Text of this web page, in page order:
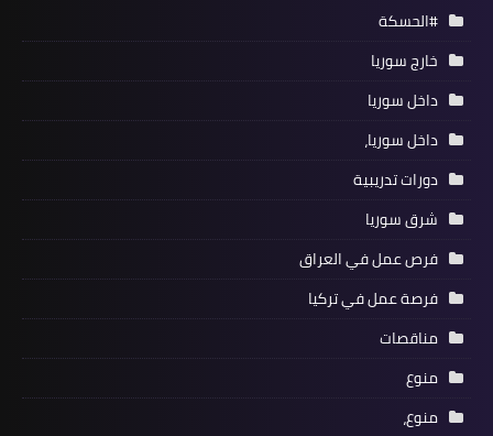
#الحسكة
خارج سوريا
داخل سوريا
داخل سوريا،
دورات تدريبية
شرق سوريا
فرص عمل في العراق
فرصة عمل في تركيا
مناقصات
منوع
منوع،